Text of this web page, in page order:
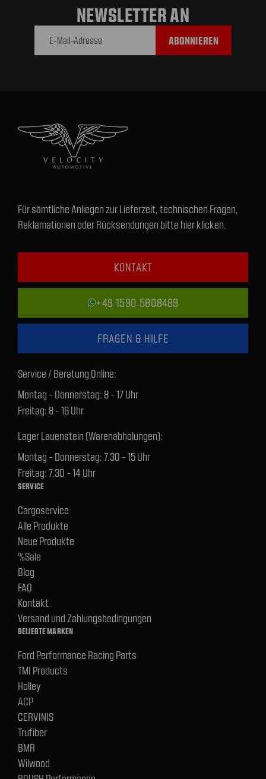
NEWSLETTER AN
Für sämtliche Anliegen zur Lieferzeit, technischen Fragen,
Reklamationen oder Rücksendungen bitte hier klicken.
KONTAKT
+49 1590 5808489
FRAGEN & HILFE
Service / Beratung Online:
Montag - Donnerstag: 8 - 17 Uhr
Freitag: 8 - 16 Uhr
Lager Lauenstein (Warenabholungen):
Montag - Donnerstag: 7.30 - 15 Uhr
Freitag: 7.30 - 14 Uhr
SERVICE
Cargoservice
Alle Produkte
Neue Produkte
%Sale
Blog
FAQ
Kontakt
Versand und Zahlungsbedingungen
BELIEBTE MARKEN
Ford Performance Racing Parts
TMI Products
Holley
ACP
CERVINIS
Trufiber
BMR
Wilwood